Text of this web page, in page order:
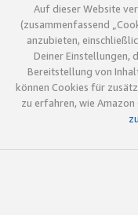
Auf dieser Website
(zusammenfassend
anzubieten,
Deiner Einstellungen,
Bereitstellung von
können Cookies für
zu erfahren, wie